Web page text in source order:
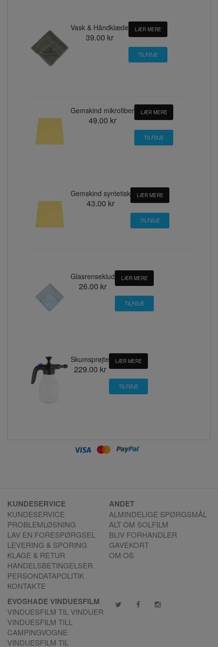
Vask & Håndklæde
39.00 kr
LÆR MERE
Gemskind mikrofiber
49.00 kr
LÆR MERE
Gemskind syntetisk
43.00 kr
LÆR MERE
Glasrenseklud
26.00 kr
LÆR MERE
Skumsprøjte
229.00 kr
LÆR MERE
KUNDESERVICE
KUNDESERVICE
PROBLEMLØSNING
LAV EN FORESPØRGSEL
LEVERING & SPORING
KLAGE & RETUR
HANDELSBETINGELSER
PERSONDATAPOLITIK
KONTAKTE
ANDET
ALMINDELIGE SPØRGSMÅL
ALT OM SOLFILM
BLIV FORHANDLER
GAVEKORT
OM OS
EVOSHADE VINDUESFILM
VINDUESFILM TIL VINDUER
VINDUESFILM TILL
CAMPINGVOGNE
VINDUESFILM TIL